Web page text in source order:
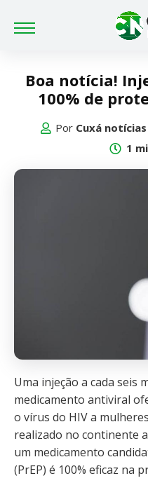
Boa notícia!
100% de
Por Cuxá notícias
1
Uma injeção a cada seis
medicamento antiviral
o vírus do HIV a
realizado no continente
um medicamento
(PrEP) é 100% eficaz na